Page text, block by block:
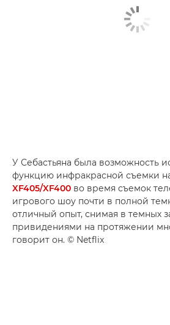
У Себастьяна была возможность
функцию инфракрасной съемки
XF405/XF400 во время съемок
игрового шоу почти в полной
отличный опыт, снимая в темных
привидениями на протяжении
говорит он. © Netflix